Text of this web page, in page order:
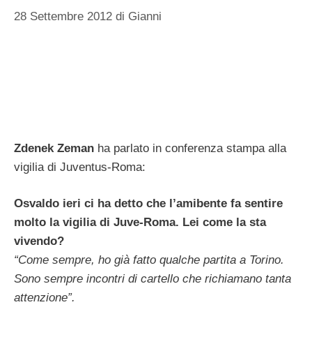
28 Settembre 2012 di Gianni
Zdenek Zeman ha parlato in conferenza stampa alla
vigilia di Juventus-Roma:
Osvaldo ieri ci ha detto che l’amibente fa sentire
molto la vigilia di Juve-Roma. Lei come la sta
vivendo?
“Come sempre, ho già fatto qualche partita a Torino.
Sono sempre incontri di cartello che richiamano tanta
attenzione”.